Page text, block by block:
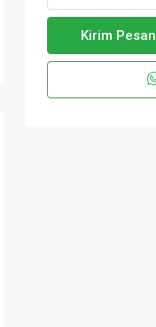
Kirim Pesan